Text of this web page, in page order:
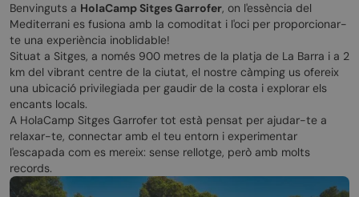
Benvinguts a HolaCamp Sitges Garrofer, on l'essència del
Mediterrani es fusiona amb la comoditat i l'oci per proporcionar-
te una experiència inoblidable!
Situat a Sitges, a només 900 metres de la platja de La Barra i a 2
km del vibrant centre de la ciutat, el nostre càmping us ofereix
una ubicació privilegiada per gaudir de la costa i explorar els
encants locals.
A HolaCamp Sitges Garrofer tot està pensat per ajudar-te a
relaxar-te, connectar amb el teu entorn i experimentar
l'escapada com es mereix: sense rellotge, però amb molts
records.